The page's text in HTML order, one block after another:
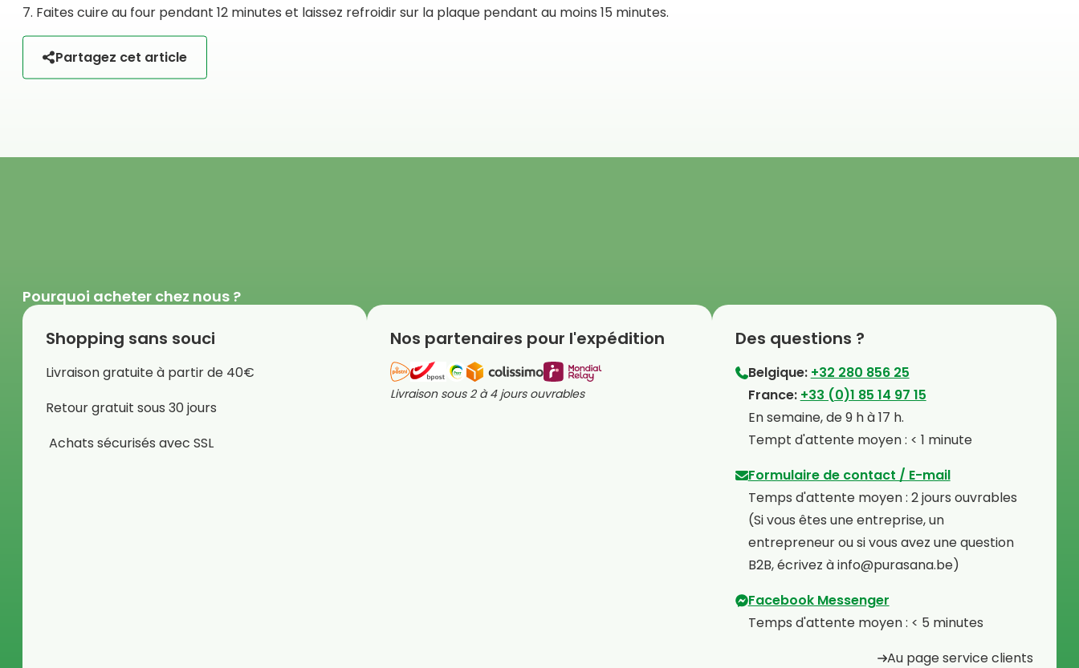
7. Faites cuire au four pendant 12 minutes et laissez refroidir sur la plaque pendant au moins 15 minutes.
Partagez cet article
Pourquoi acheter chez nous ?
Shopping sans souci
Livraison gratuite à partir de 40€
Retour gratuit sous 30 jours
Achats sécurisés avec SSL
Nos partenaires pour l'expédition
Livraison sous 2 à 4 jours ouvrables
Des questions ?
Belgique: +32 280 856 25
⁠France: +33 (0)1 85 14 97 15
⁠En semaine, de 9 h à 17 h.
⁠Tempt d'attente moyen : < 1 minute
Formulaire de contact / E-mail
Temps d'attente moyen : 2 jours ouvrables
⁠(Si vous êtes une entreprise, un
entrepreneur ou si vous avez une question
B2B, écrivez à info@purasana.be)
Facebook Messenger
Temps d'attente moyen : < 5 minutes
Au page service clients